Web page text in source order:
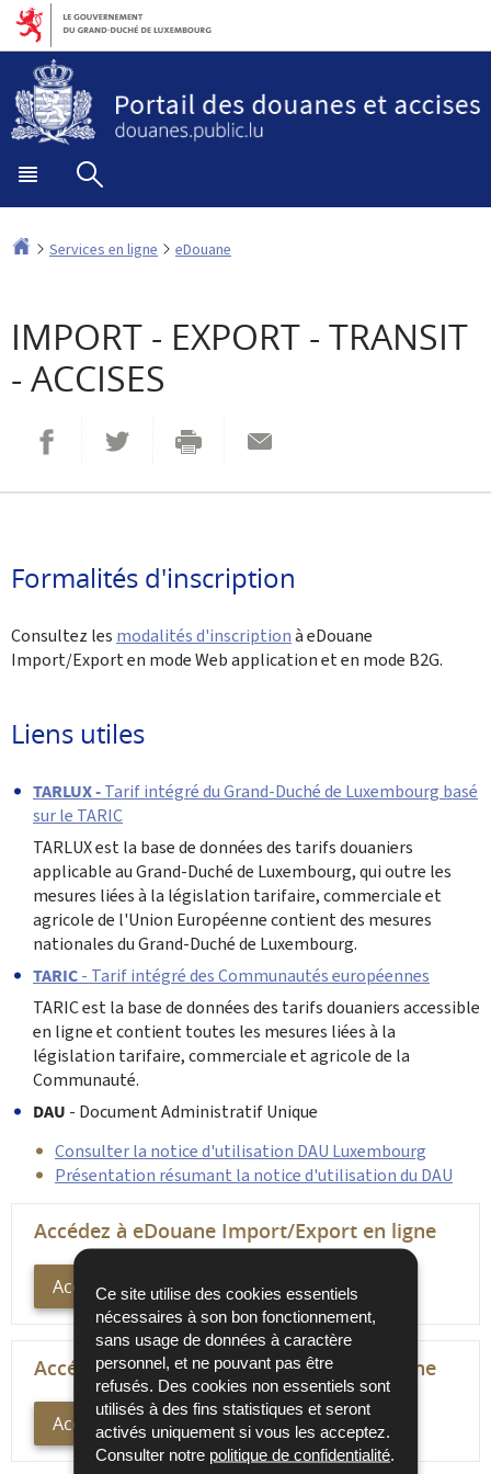
Ce site utilise des cookies essentiels
nécessaires à son bon fonctionnement,
sans usage de données à caractère
personnel, et ne pouvant pas être
refusés. Des cookies non essentiels sont
utilisés à des fins statistiques et seront
activés uniquement si vous les acceptez.
Consulter notre politique de confidentialité
Aller
navigation
Aller
contenu
Menu
Accueil
Services en ligne eDouane
IMPORT - EXPORT - TRANSIT
- ACCISES
Formalités d'inscription
Consultez les modalités d'inscriptionà eDouane
Import/Export en mode Web application et en mode B2G.
Liens utiles
TARLUX -Tarif intégré du Grand-Duché de Luxembourg basé
sur le TARIC
TARLUX est la base de données des tarifs douaniers
applicable au Grand-Duché de Luxembourg, qui outre les
mesures liées à la législation tarifaire, commerciale et
agricole de l'Union Européenne contient des mesures
nationales du Grand-Duché de Luxembourg.
TARIC- Tarif intégré des Communautés européennes
TARIC est la base de données des tarifs douaniers accessible
en ligne et contient toutes les mesures liées à la
législation tarifaire, commerciale et agricole de la
Communauté.
DAU - Document Administratif Unique
Consulter la notice d'utilisation DAU Luxembourg
Présentation résumant la notice d'utilisation du DAU
Accédez à eDouane Import/Export en ligne
Accès direct
Accédez à eDouane Import/Export en ligne
Accès direct - Test